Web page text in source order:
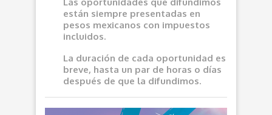
están siempre presentadas en
pesos mexicanos con impuestos
incluidos.
La duración de cada oportunidad es
breve, hasta un par de horas o días
después de que la difundimos.